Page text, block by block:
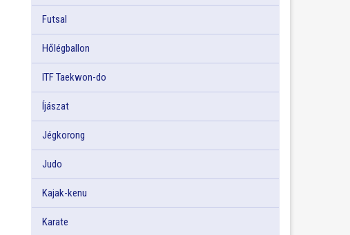
Futsal
Hőlégballon
ITF Taekwon-do
Íjászat
Jégkorong
Judo
Kajak-kenu
Karate